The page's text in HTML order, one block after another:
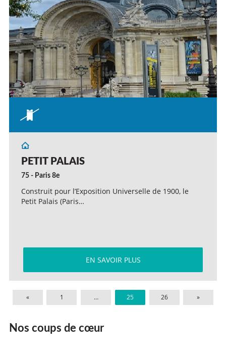
PETIT PALAIS
75 - Paris 8e
Construit pour l’Exposition Universelle de 1900, le
Petit Palais (Paris…
EN SAVOIR PLUS
« 1 … 25 26 »
Nos coups de cœur